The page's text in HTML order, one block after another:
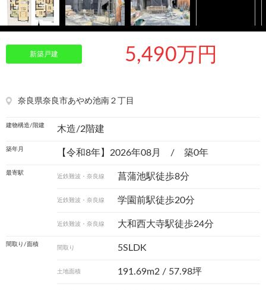
新築戸建 5,490万円
奈良県奈良市あやめ池南２丁目
建物構造/階建 木造/2階建
築年月 【令和8年】2026年08月 / 築0年
最寄駅
近鉄難波・奈良線 菖蒲池駅徒歩8分
近鉄難波・奈良線 学園前駅徒歩20分
近鉄難波・奈良線 大和西大寺駅徒歩24分
間取り/面積
間取り 5SLDK
土地面積 191.69m2 / 57.98坪